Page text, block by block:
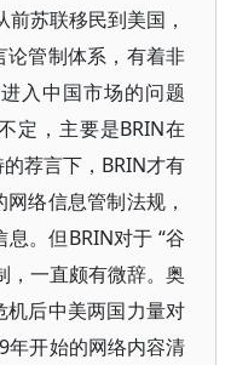
苏联移民到美国，
管制体系，有着非
入中国市场的问题
定，主要是BRIN在
荐言下，BRIN才有
络信息管制法规，
。但BRIN对于 “谷
，一直颇有微辞。奥
后中美两国力量对
年开始的网络内容清